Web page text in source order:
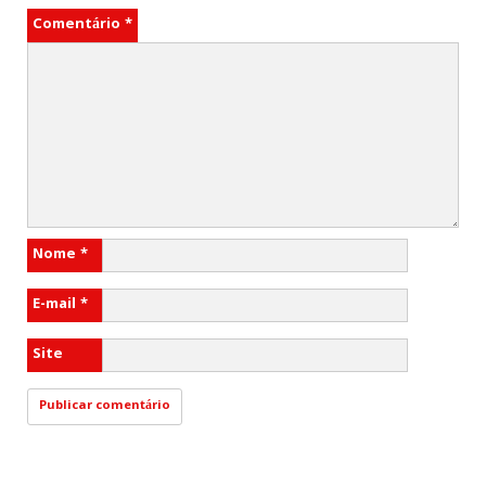
Comentário *
Nome *
E-mail *
Site